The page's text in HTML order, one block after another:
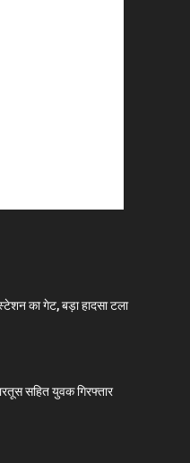
का गेट, बड़ा हादसा टला
सहित युवक गिरफ्तार